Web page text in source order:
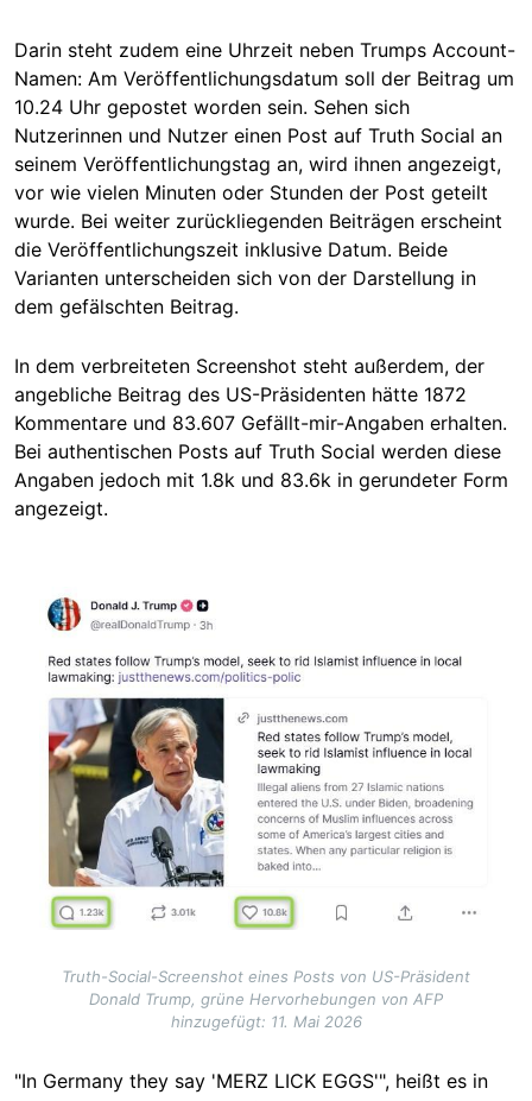
Darin steht zudem eine Uhrzeit neben Trumps Account-
Namen: Am Veröffentlichungsdatum soll der Beitrag um
10.24 Uhr gepostet worden sein. Sehen sich
Nutzerinnen und Nutzer einen Post auf Truth Social an
seinem Veröffentlichungstag an, wird ihnen angezeigt,
vor wie vielen Minuten oder Stunden der Post geteilt
wurde. Bei weiter zurückliegenden Beiträgen erscheint
die Veröffentlichungszeit inklusive Datum. Beide
Varianten unterscheiden sich von der Darstellung in
dem gefälschten Beitrag.
In dem verbreiteten Screenshot steht außerdem, der
angebliche Beitrag des US-Präsidenten hätte 1872
Kommentare und 83.607 Gefällt-mir-Angaben erhalten.
Bei authentischen Posts auf Truth Social werden diese
Angaben jedoch mit 1.8k und 83.6k in gerundeter Form
angezeigt.
Image
Truth-Social-Screenshot eines Posts von US-Präsident
Donald Trump, grüne Hervorhebungen von AFP
hinzugefügt: 11. Mai 2026
"In Germany they say 'MERZ LICK EGGS'", heißt es in